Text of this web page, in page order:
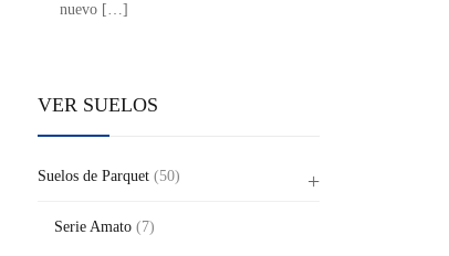
nuevo […]
VER SUELOS
Suelos de Parquet (50)
Serie Amato (7)